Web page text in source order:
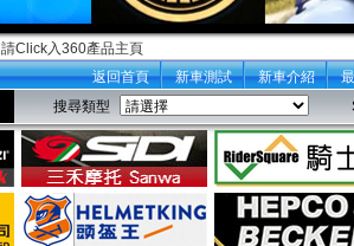
請Click入360產品主頁
返回首頁
新車測試 新車介紹
搜尋類型